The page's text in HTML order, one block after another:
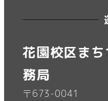
花園校区ま
務局
〒673-0041